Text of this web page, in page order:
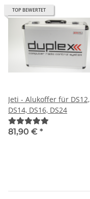
TOP BEWERTET
Jeti - Alukoffer für DS12,
DS14, DS16, DS24
81,90 € *